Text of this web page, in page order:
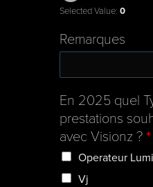
Selected Value: 0
Remarques
En 2025 quel
prestations
avec Visionz ? *
Operateur
Vj